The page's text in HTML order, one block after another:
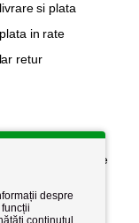
si plata
in rate
retur
de confidențialitate
si conditii
despre
conținutul